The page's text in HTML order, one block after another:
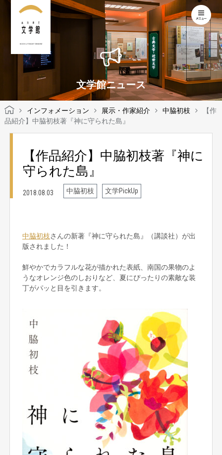
KOCHI LITERARY MUSEUM
文学館ニュース
インフォメーション 展示・作家紹介 中脇初枝
【作
品紹介】中脇初枝著『神に守られた島』
【作品紹介】中脇初枝著『神に
守られた島』
2018.08.03 中脇初枝 文学PickUp
中脇初枝さんの新著『神に守られた島』（講談社）が出
版されました！
鮮やかでカラフルな花が描かれた表紙、南国の果物のよ
うなオレンジ色のしおりなど、夏にぴったりの素敵な装
丁がパッと目を引きます。